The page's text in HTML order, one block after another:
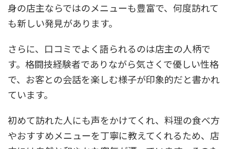
身の店主ならではのメニューも豊富で、何度訪れて
も新しい発見があります。
さらに、口コミでよく語られるのは店主の人柄で
す。格闘技経験者でありながら気さくで優しい性格
で、お客との会話を楽しむ様子が印象的だと書かれ
ています。
初めて訪れた人にも声をかけてくれ、料理の食べ方
やおすすめメニューを丁寧に教えてくれるため、店